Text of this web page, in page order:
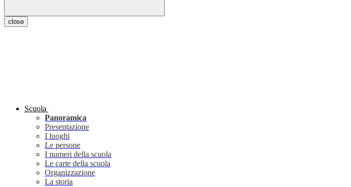
close
Scuola
Panoramica
Presentazione
I luoghi
Le persone
I numeri della scuola
Le carte della scuola
Organizzazione
La storia